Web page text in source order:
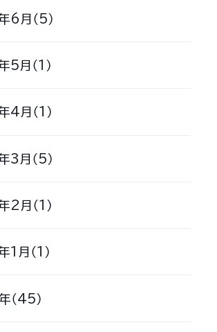
月（5）
月（1）
月（1）
月（5）
月（1）
月（1）
45）